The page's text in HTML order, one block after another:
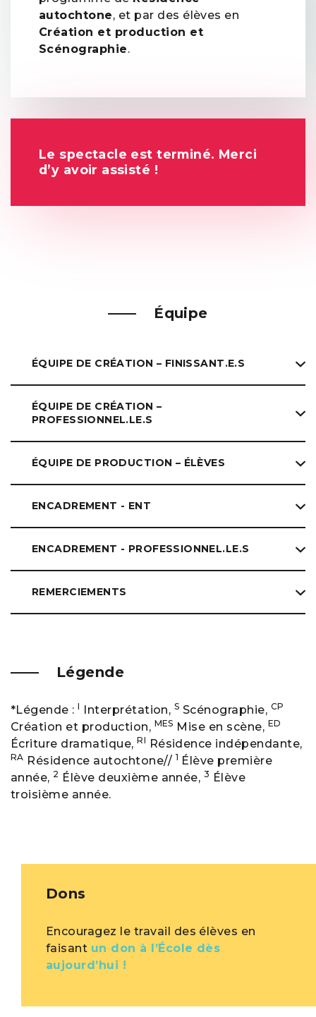
autochtone, et par des élèves en
Création et production et
Scénographie.
Le spectacle est terminé. Merci
d’y avoir assisté !
Équipe
ÉQUIPE DE CRÉATION – FINISSANT.E.S
ÉQUIPE DE CRÉATION –
PROFESSIONNEL.LE.S
ÉQUIPE DE PRODUCTION – ÉLÈVES
ENCADREMENT - ENT
ENCADREMENT - PROFESSIONNEL.LE.S
REMERCIEMENTS
Légende
*Légende :I Interprétation, S Scénographie, CP
Création et production, MES Mise en scène, ED
Écriture dramatique,RI Résidence indépendante,
RA Résidence autochtone// 1 Élève première
année, 2 Élève deuxième année, 3 Élève
troisième année.
Dons
Encouragez le travail des élèves en
faisant un don à l’École dès
aujourd’hui !